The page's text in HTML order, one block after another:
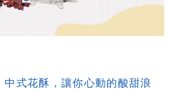
中式花酥，讓你心動的酸甜浪